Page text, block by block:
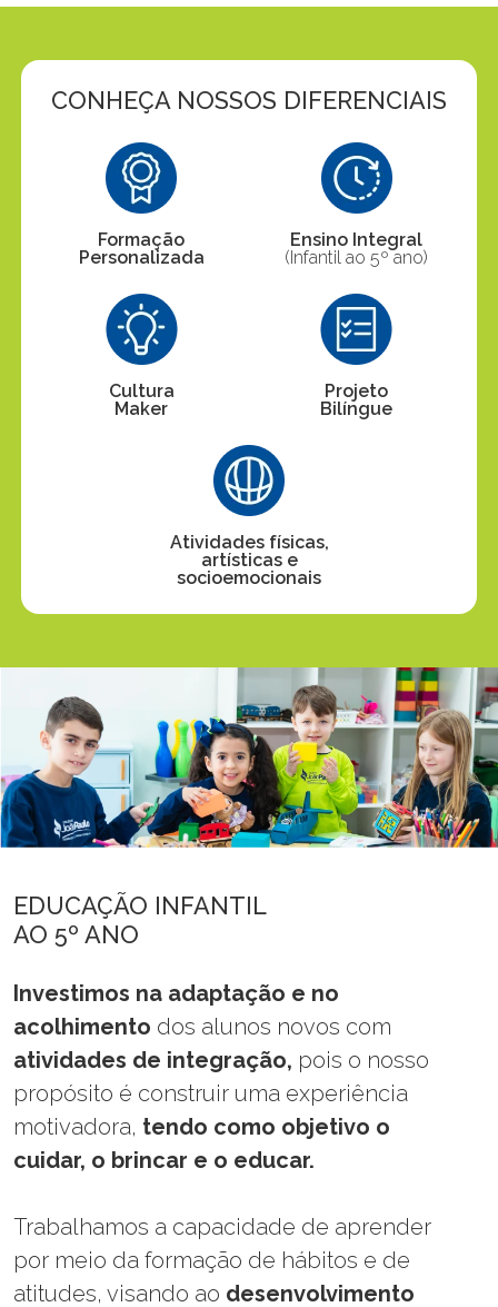
CONHEÇA NOSSOS DIFERENCIAIS
Formação
Personalizada
Ensino Integral
(Infantil ao 5º ano)
Cultura
Maker
Projeto
Bilíngue
Atividades físicas,
artísticas e
socioemocionais
EDUCAÇÃO INFANTIL
AO 5º ANO
Investimos na adaptação e no
acolhimento dos alunos novos com
atividades de integração, pois o nosso
propósito é construir uma experiência
motivadora, tendo como objetivo o
cuidar, o brincar e o educar.
Trabalhamos a capacidade de aprender
por meio da formação de hábitos e de
atitudes, visando ao desenvolvimento